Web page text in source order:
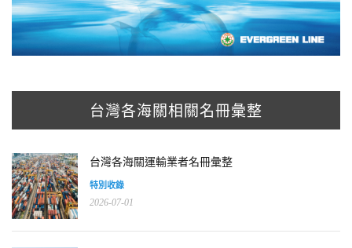
台灣各海關相關名冊彙整
台灣各海關運輸業者名冊彙整
特別收錄
2026-07-01